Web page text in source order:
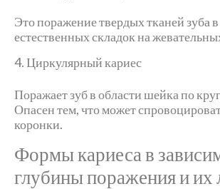
Это поражение твердых тканей зуба
естественных складок на
4. Циркулярный кариес
Поражает зуб в области шейка по
Опасен тем, что может
коронки.
Формы кариеса в
глубины поражения и их